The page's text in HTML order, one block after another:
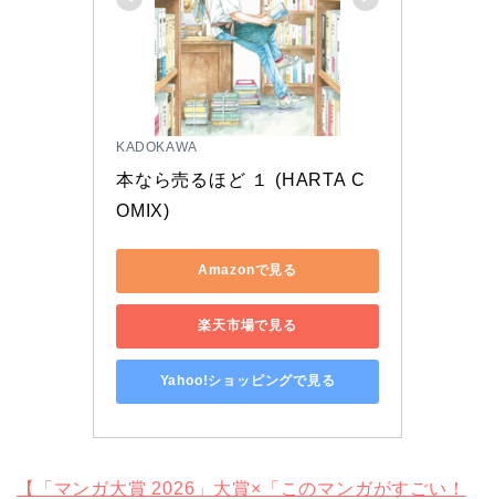
KADOKAWA
本なら売るほど １ (HARTA C
OMIX)
Amazonで見る
楽天市場で見る
Yahoo!ショッピングで見る
【「マンガ大賞 2026」大賞×「このマンガがすごい！